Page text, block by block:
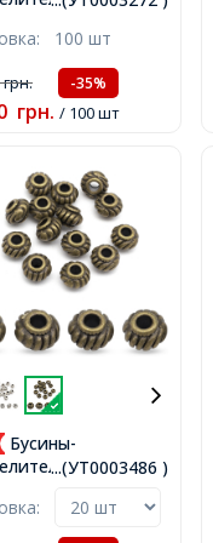
Стиль Твист
Плоские,
Серебро,
Отверстие 1мм,
100 шт
грн. -35%
грн. / 100 шт
...(УТ0003486 )
Бусины-
Стиль
Бронза, 6х4мм,